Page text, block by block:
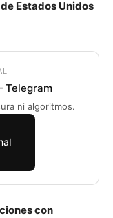
Estados Unidos
Telegram
ni algoritmos.
con